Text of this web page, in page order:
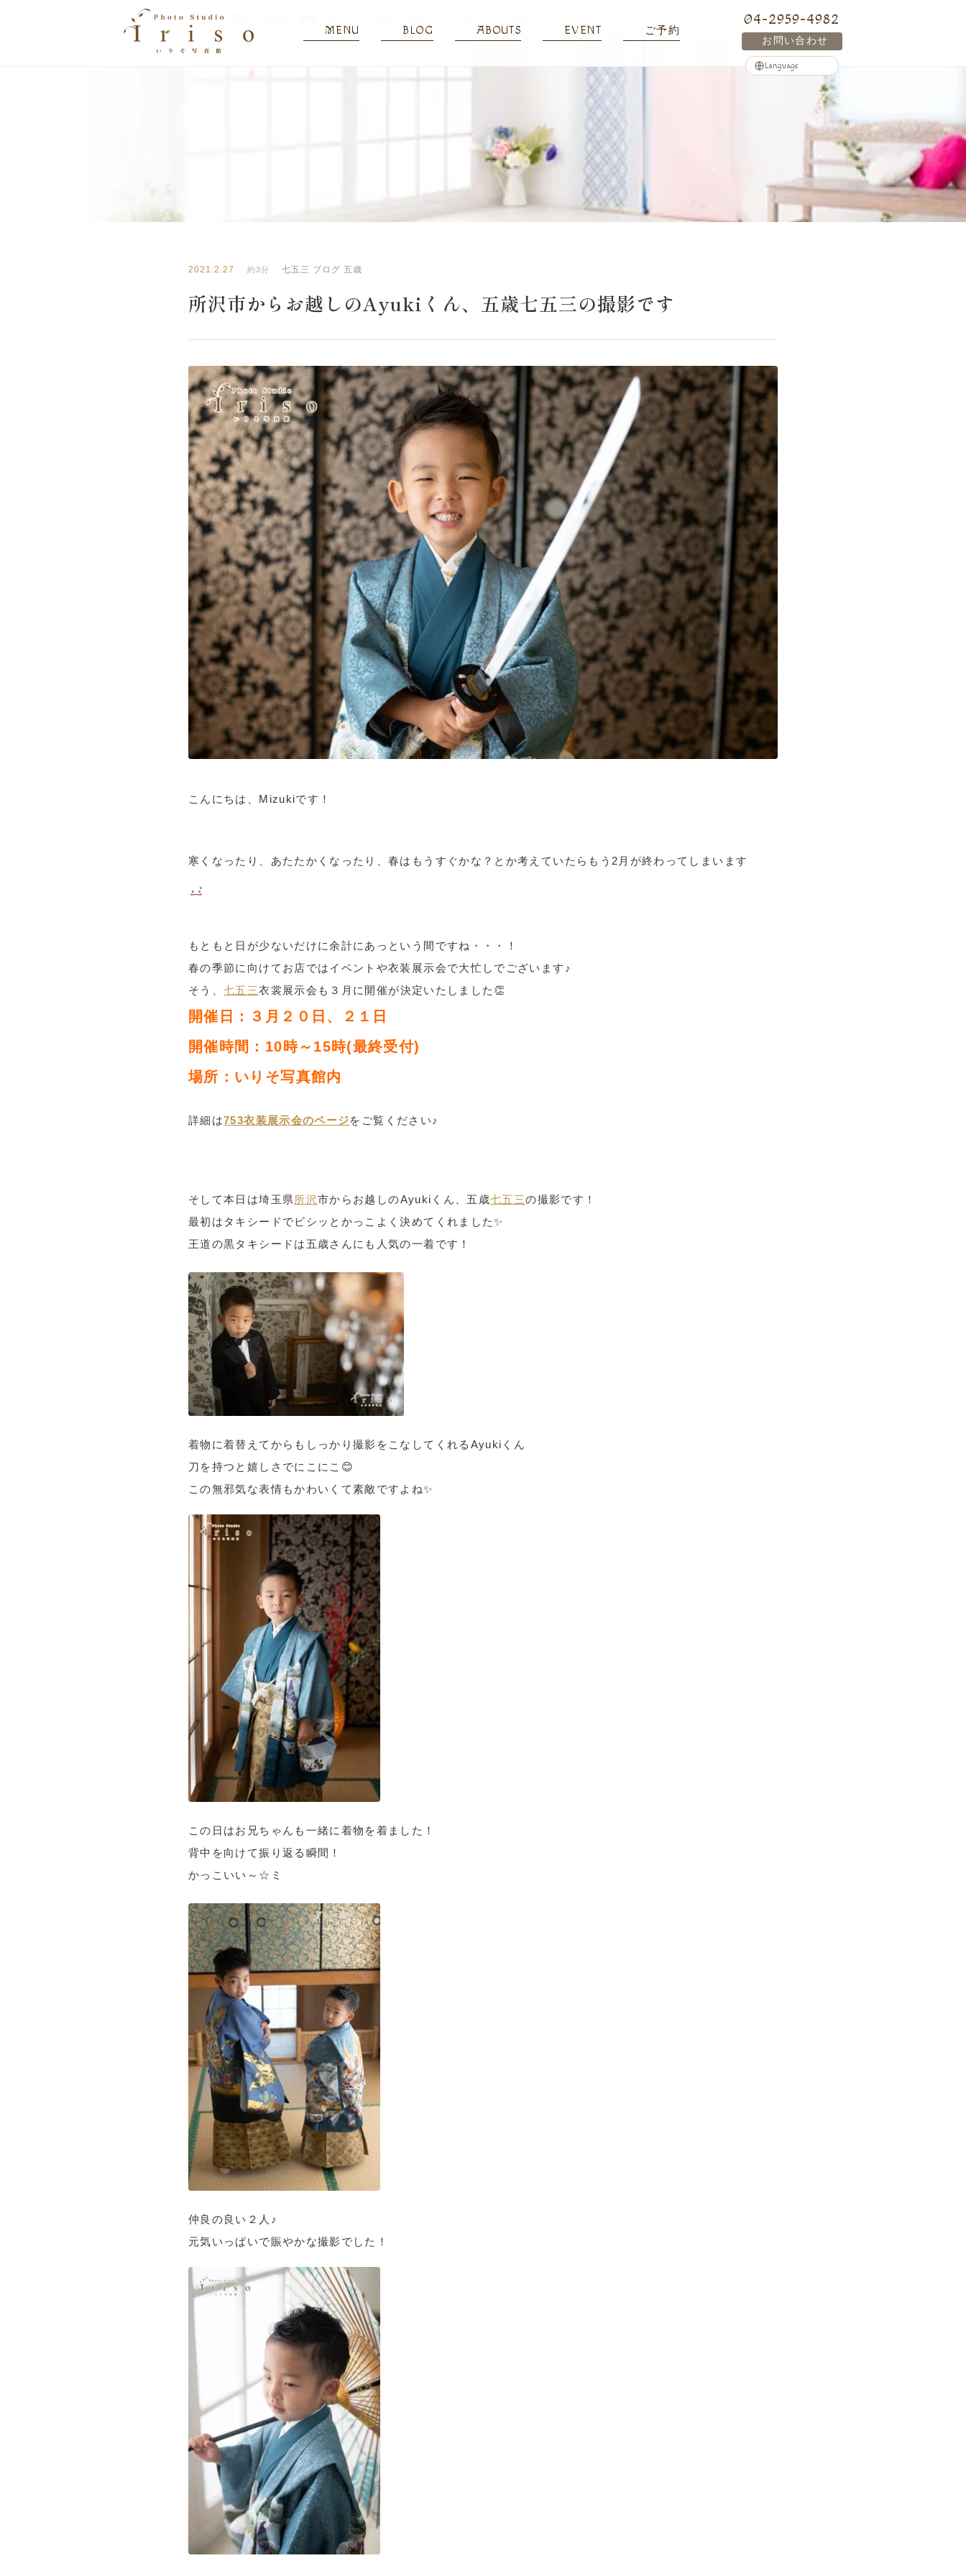
MENU BLOG ABOUTS EVENT ご予約
04-2959-4982
お問い合わせ
HOME>
いりそ写真館ブログ
2021.2.27 約3分 七五三 ブログ 五歳
所沢市からお越しのAyukiくん、五歳七五三の撮影です
こんにちは、Mizukiです！
寒くなったり、あたたかくなったり、春はもうすぐかな？とか考えていたらもう2月が終わってしまいます
もともと日が少ないだけに余計にあっという間ですね・・・！
春の季節に向けてお店ではイベントや衣装展示会で大忙しでございます♪
そう、七五三衣裳展示会も３月に開催が決定いたしました👏
開催日：３月２０日、２１日
開催時間：10時～15時(最終受付)
場所：いりそ写真館内
詳細は753衣装展示会のページをご覧ください♪
そして本日は埼玉県 所沢市からお越しのAyukiくん、五歳七五三の撮影です！
最初はタキシードでビシッとかっこよく決めてくれました✨
王道の黒タキシードは五歳さんにも人気の一着です！
着物に着替えてからもしっかり撮影をこなしてくれるAyukiくん
刀を持つと嬉しさでにこにこ😊
この無邪気な表情もかわいくて素敵ですよね✨
この日はお兄ちゃんも一緒に着物を着ました！
背中を向けて振り返る瞬間！
かっこいい～☆ミ
仲良の良い２人♪
元気いっぱいで賑やかな撮影でした！